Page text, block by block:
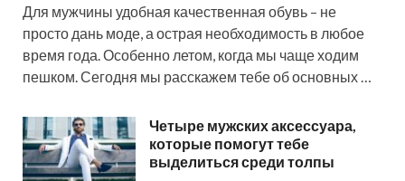
Для мужчины удобная качественная обувь – не
просто дань моде, а острая необходимость в любое
время года. Особенно летом, когда мы чаще ходим
пешком. Сегодня мы расскажем тебе об основных …
Четыре мужских аксессуара,
которые помогут тебе
выделиться среди толпы